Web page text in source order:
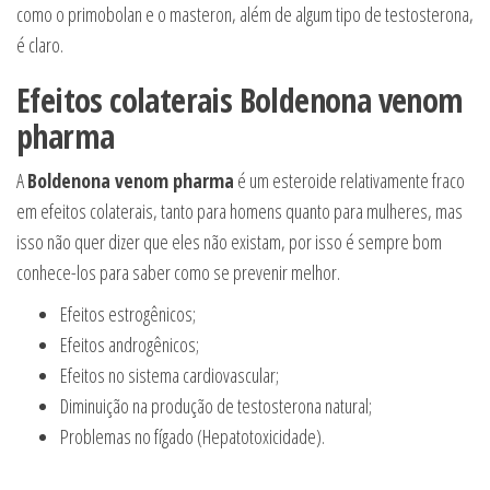
como o primobolan e o masteron, além de algum tipo de testosterona,
é claro.
Efeitos colaterais Boldenona venom
pharma
ABoldenona venom pharma é um esteroide relativamente fraco
em efeitos colaterais, tanto para homens quanto para mulheres, mas
isso não quer dizer que eles não existam, por isso é sempre bom
conhece-los para saber como se prevenir melhor.
Efeitos estrogênicos;
Efeitos androgênicos;
Efeitos no sistema cardiovascular;
Diminuição na produção de testosterona natural;
Problemas no fígado (Hepatotoxicidade).